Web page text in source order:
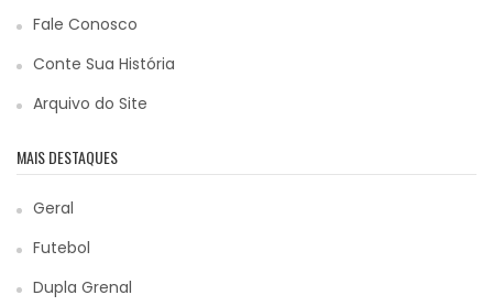
Fale Conosco
Conte Sua História
Arquivo do Site
MAIS DESTAQUES
Geral
Futebol
Dupla Grenal